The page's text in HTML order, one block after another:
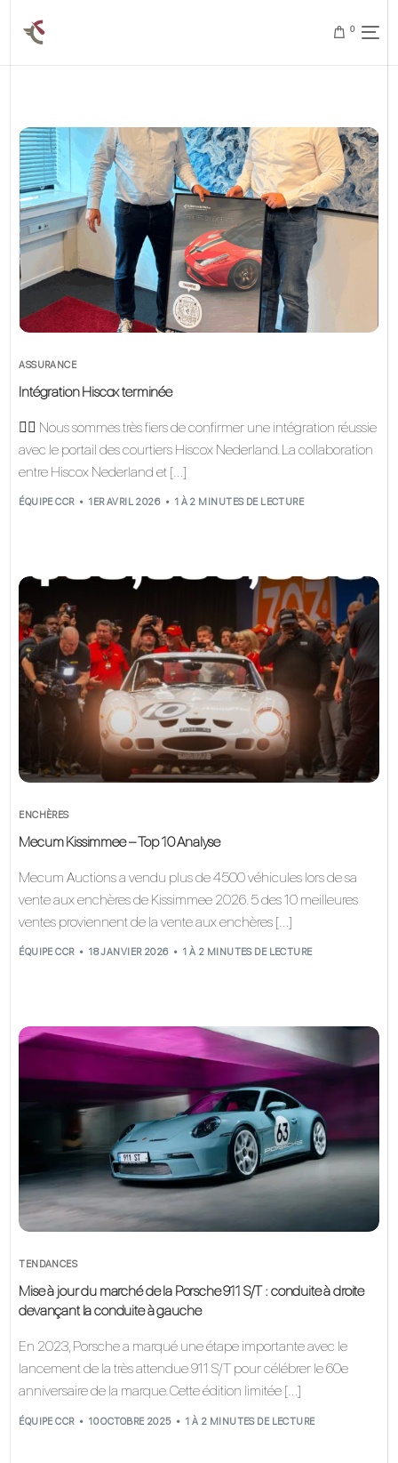
0
ASSURANCE
Intégration Hiscox terminée
👉🏼 Nous sommes très fiers de confirmer une intégration réussie
avec le portail des courtiers Hiscox Nederland. La collaboration
entre Hiscox Nederland et […]
ÉQUIPE CCR 1ER AVRIL 2026 1 À 2 MINUTES DE LECTURE
ENCHÈRES
Mecum Kissimmee – Top 10 Analyse
Mecum Auctions a vendu plus de 4500 véhicules lors de sa
vente aux enchères de Kissimmee 2026. 5 des 10 meilleures
ventes proviennent de la vente aux enchères […]
ÉQUIPE CCR 18 JANVIER 2026 1 À 2 MINUTES DE LECTURE
TENDANCES
Mise à jour du marché de la Porsche 911 S/T : conduite à droite
devançant la conduite à gauche
En 2023, Porsche a marqué une étape importante avec le
lancement de la très attendue 911 S/T pour célébrer le 60e
anniversaire de la marque. Cette édition limitée […]
ÉQUIPE CCR 10 OCTOBRE 2025 1 À 2 MINUTES DE LECTURE